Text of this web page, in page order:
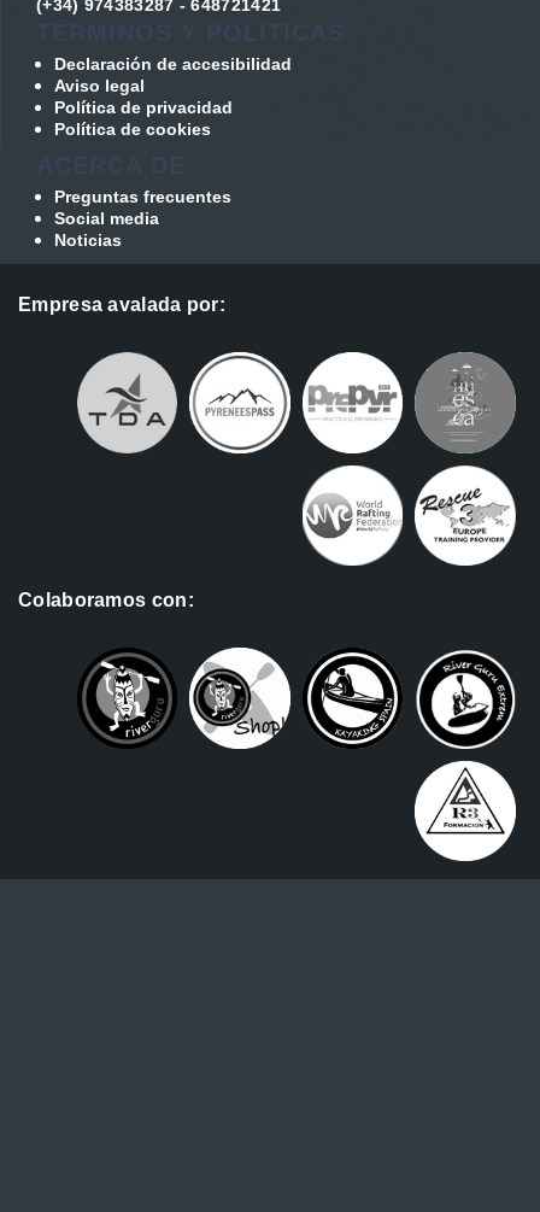
(+34) 974383287 - 648721421
Declaración de accesibilidad
Aviso legal
Política de privacidad
Política de cookies
Preguntas frecuentes
Social media
Noticias
Empresa avalada por:
Colaboramos con: